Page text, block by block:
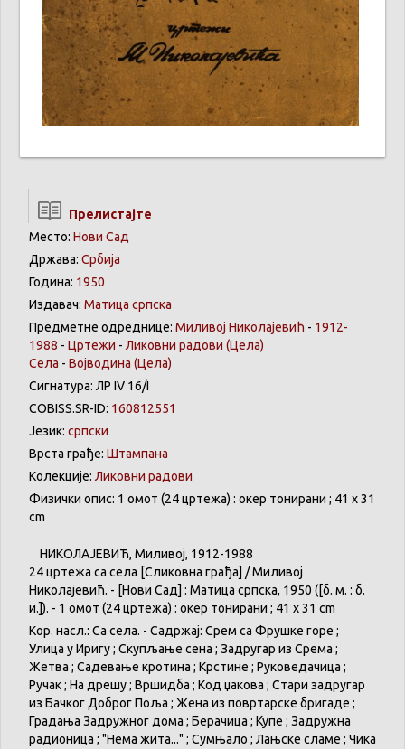
Прелистајте
Место: Нови Сад
Држава: Србија
Година: 1950
Издавач: Матица српска
Предметне одреднице: Миливој Николајевић - 1912-
1988 - Цртежи - Ликовни радови (Цела)
Села - Војводина (Цела)
Сигнатура: ЛР IV 16/I
COBISS.SR-ID: 160812551
Језик: српски
Врста грађе: Штампана
Колекције: Ликовни радови
Физички опис: 1 омот (24 цртежа) : окер тонирани ; 41 x 31
cm
НИКОЛАЈЕВИЋ, Миливој, 1912-1988
24цртежа са села [Сликовна грађа] /Миливој
Николајевић. - [Нови Сад] : Матица српска, 1950 ([б. м. : б.
и.]). - 1 омот (24цртежа) : окер тонирани ; 41 x 31 cm
Кор. насл.: Са села. - Садржај: Срем са Фрушке горе ;
Улица уИригу; Скупљање сена ; Задругар из Срема ;
Жетва ; Садевање кротина ; Крстине ; Руковедачица ;
Ручак; На дрешу; Вршидба ; Код џакова ; Стари задругар
из Бачког ДоброгПоља ; Жена из повртарске бригаде ;
Градања Задружног дома ; Берачица ; Купе ; Задружна
радионица ; "Нема жита..." ; Сумњало ; Лањске сламе ; Чика